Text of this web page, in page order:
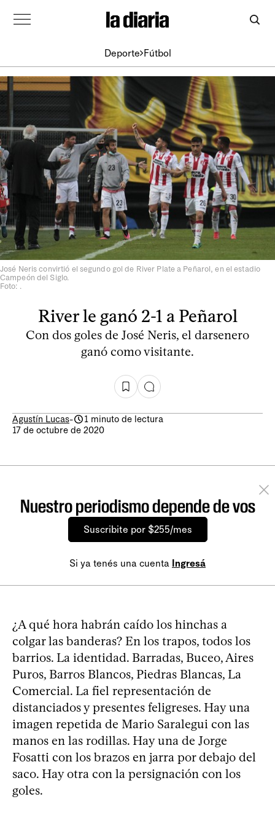
Deporte Fútbol
José Neris convirtió el segundo gol de River Plate a Peñarol, en el estadio
Campeón del Siglo.
Foto: .
River le ganó 2-1 a Peñarol
Con dos goles de José Neris, el darsenero
ganó como visitante.
Agustín Lucas-
1 minuto de lectura
17 de octubre de 2020
Nuestro periodismo depende de vos
Suscribite por $255/mes
Si ya tenés una cuenta Ingresá
¿A qué hora habrán caído los hinchas a
colgar las banderas? En los trapos, todos los
barrios. La identidad. Barradas, Buceo, Aires
Puros, Barros Blancos, Piedras Blancas, La
Comercial. La fiel representación de
distanciados y presentes feligreses. Hay una
imagen repetida de Mario Saralegui con las
manos en las rodillas. Hay una de Jorge
Fosatti con los brazos en jarra por debajo del
saco. Hay otra con la persignación con los
goles.